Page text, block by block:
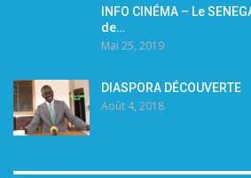
INFO CINÉMA – Le
de…
Mai 25, 2019
DIASPORA DÉCOUVERTE
Août 4, 2018